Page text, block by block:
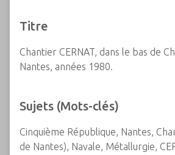
Titre
Chantier CERNAT, dans le bas de
Nantes, années 1980.
Sujets (Mots-clés)
Cinquième République, Nantes,
de Nantes), Navale, Métallurgie,